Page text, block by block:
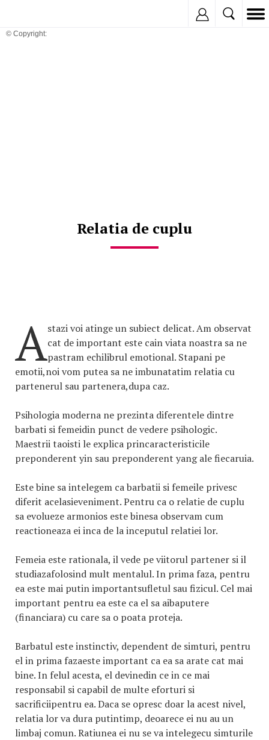
© Copyright:
Relatia de cuplu
Astazi voi atinge un subiect delicat. Am observat
cat de important este cain viata noastra sa ne
pastram echilibrul emotional. Stapani pe
emotii,noi vom putea sa ne imbunatatim relatia cu
partenerul sau partenera,dupa caz.
Psihologia moderna ne prezinta diferentele dintre
barbati si femeidin punct de vedere psihologic.
Maestrii taoisti le explica princaracteristicile
preponderent yin sau preponderent yang ale fiecaruia.
Este bine sa intelegem ca barbatii si femeile privesc
diferit acelasieveniment. Pentru ca o relatie de cuplu
sa evolueze armonios este binesa observam cum
reactioneaza ei inca de la inceputul relatiei lor.
Femeia este rationala, il vede pe viitorul partener si il
studiazafolosind mult mentalul. In prima faza, pentru
ea este mai putin importantsufletul sau fizicul. Cel mai
important pentru ea este ca el sa aibaputere
(financiara) cu care sa o poata proteja.
Barbatul este instinctiv, dependent de simturi, pentru
el in prima fazaeste important ca ea sa arate cat mai
bine. In felul acesta, el devinedin ce in ce mai
responsabil si capabil de multe eforturi si
sacrificiipentru ea. Daca se opresc doar la acest nivel,
relatia lor va dura putintimp, deoarece ei nu au un
limbaj comun. Ratiunea ei nu se va intelegecu simturile